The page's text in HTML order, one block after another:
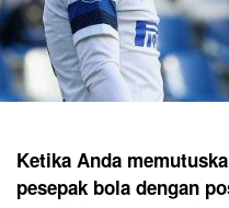
Ketika Anda
pesepak bola dengan